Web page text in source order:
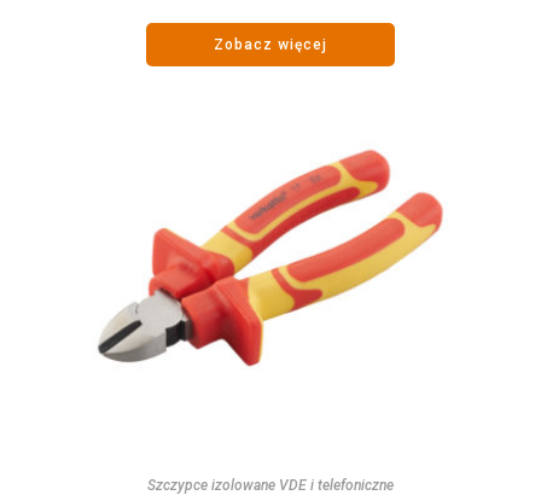
Zobacz więcej
Szczypce izolowane VDE i telefoniczne